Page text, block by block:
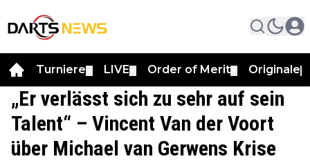
Turniere LIVE Order of Merit Originale
„Er verlässt sich zu sehr auf sein
Talent“ – Vincent Van der Voort
über Michael van Gerwens Krise